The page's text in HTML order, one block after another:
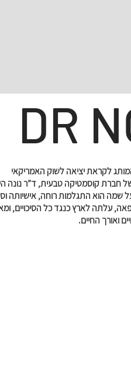
DR
לקראת יציאה לשוק האמריקאי
חברת קוסמטיקה טבעית, ד”ר נונה
שמה הוא התגלמות רוחה, אישיותה
, הפכה לרופאה, עלתה לארץ כנגד כל
ואורך החיים.